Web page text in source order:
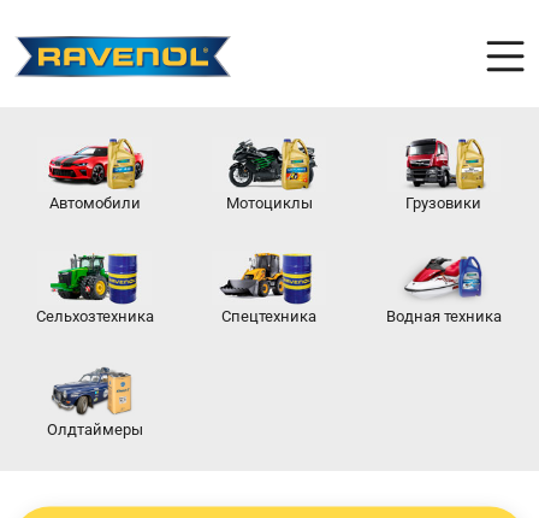
Автомобили Мотоциклы Грузовики
Сельхозтехника Спецтехника Водная техника
Олдтаймеры